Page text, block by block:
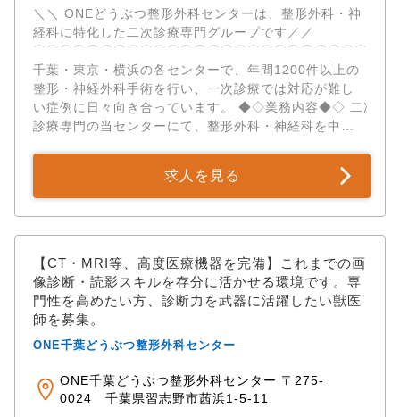
境 各病院拠点とは別に、バックオフィス業務を担う本
社機能を設置。 人事・経理・法務等の経営業務、集患
通業務を担っています。 そのため、獣医師・看護師は
本業である医療に専念できます。 ✅一人一人に寄り添
うキャリア支援 「症例を極めたい」「ワークライフバ
ランスを大切にしたい」「いつか開業したい」…。 働
くスタッフ個々のニーズに合わせた、柔軟なキャリア
パスをご提供します。 研究発表や開業支援にも積極的
もバックアップしています。
＼＼ ONEどうぶつ整形外科センターは、整形外科・神
経科に特化した二次診療専門グループです／／ ​
千葉・東京・横浜の各センターで、年間1200件以上の
整形・神経外科手術を行い、一次診療では対応が難し
い症例に日々向き合っています。 ◆◇業務内容◆◇ 二次
診療専門の当センターにて、整形外科・神経科を中心
ション（症例の説明、執刀の仕方等）を実施し、合格
後先輩獣医のもとで執刀を開始していただきます。 ◆◇
アピールポイント◆◇ ✅「いきなり執刀」はなし！安心
の5ステップ教育システム 指導医のサポートのもとで安
心して整形外科の技術を習得できます。 STEP 01： レ
ントゲン、触診、術後管理の徹底指導。 STEP 02： 問
診・検査の組み立て。原因追究のプロセスを習得。
STEP 03： リハビリ評価まで含めた、執刀以外の実務
擬インフォームドコンセント」の実施。 STEP 05： 合
始。 ✅豊富な手術件数と症例経験 千葉センターでは年
間600件以上、グループ全体で年間1000件以上の整
求人を見る
【CT・MRI等、高度医療機器を完備】これまでの画
像診断・読影スキルを存分に活かせる環境です。専
門性を高めたい方、診断力を武器に活躍したい獣医
師を募集。
ONE千葉どうぶつ整形外科センター
ONE千葉どうぶつ整形外科センター 〒275-
0024 千葉県習志野市茜浜1-5-11